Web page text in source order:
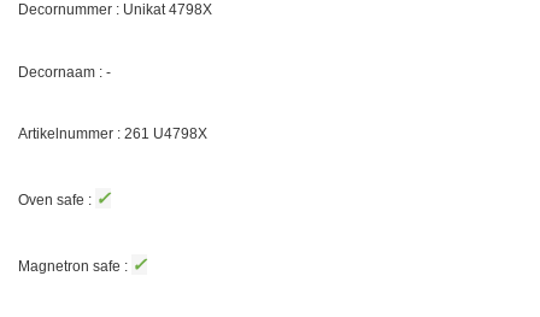
Decornummer : Unikat 4798X
Decornaam : -
Artikelnummer : 261 U4798X
Oven safe : ✓
Magnetron safe : ✓